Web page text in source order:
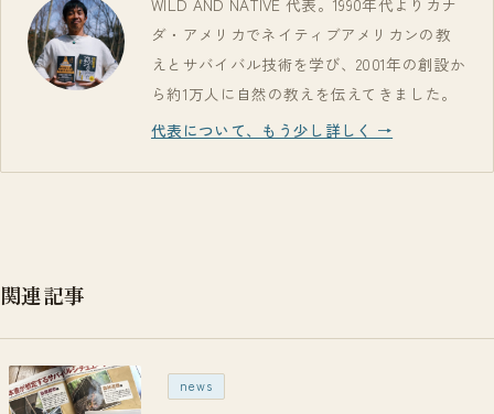
WILD AND NATIVE 代表。1990年代よりカナ
ダ・アメリカでネイティブアメリカンの教
えとサバイバル技術を学び、2001年の創設か
ら約1万人に自然の教えを伝えてきました。
代表について、もう少し詳しく →
関連記事
news